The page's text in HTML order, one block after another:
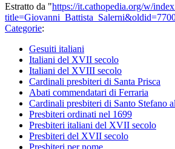
Estratto da "https://it.cathopedia.org/w/
Categorie:
Gesuiti italiani
Italiani del XVII secolo
Italiani del XVIII secolo
Cardinali presbiteri di Santa Prisca
Abati commendatari di Ferraria
Cardinali presbiteri di Santo Stefano
Presbiteri ordinati nel 1699
Presbiteri italiani del XVII secolo
Presbiteri del XVII secolo
Presbiteri per nome